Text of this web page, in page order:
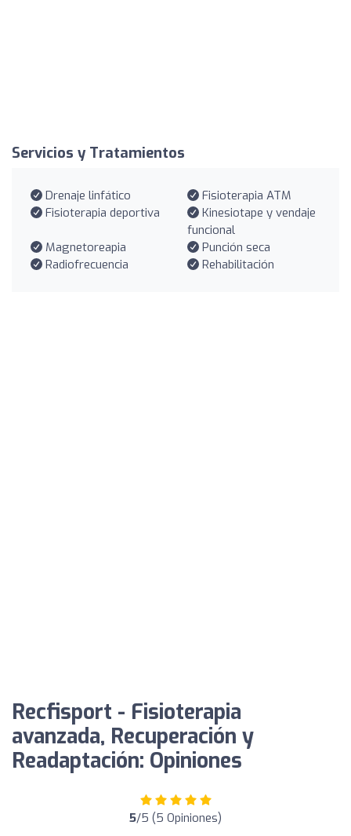
Servicios y Tratamientos
Drenaje linfático
Fisioterapia ATM
Fisioterapia deportiva
Kinesiotape y vendaje
funcional
Magnetoreapia
Punción seca
Radiofrecuencia
Rehabilitación
Recfisport - Fisioterapia
avanzada, Recuperación y
Readaptación: Opiniones
5/5 (5 Opiniones)